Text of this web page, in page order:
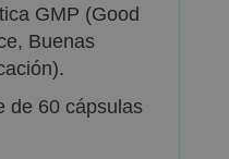
GMP (Good
Buenas
de 60 cápsulas